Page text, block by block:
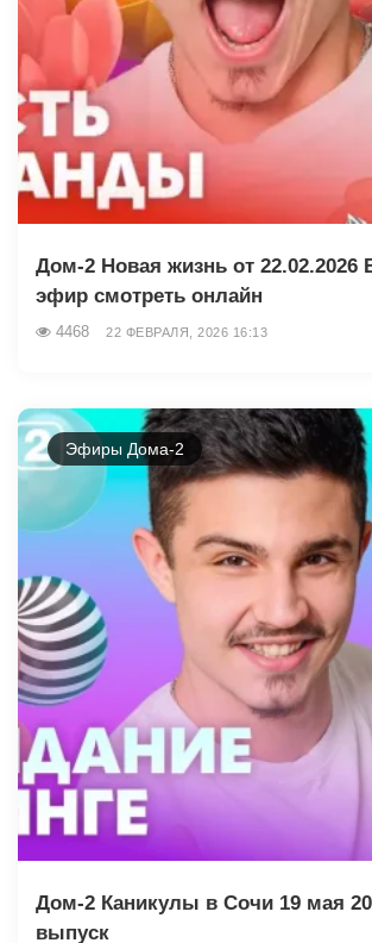
Дом-2 Новая жизнь от 22.02.2026
эфир смотреть онлайн
4468 22 ФЕВРАЛЯ, 2026 16:13
Эфиры Дома-2
Дом-2 Каникулы в Сочи 19 мая
выпуск